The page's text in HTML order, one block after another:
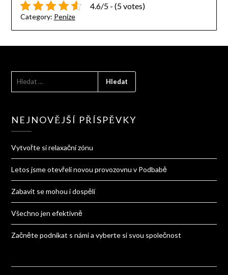
4.6/5 - (5 votes)
Category: Peníze
NEJNOVĚJŠÍ PŘÍSPĚVKY
Vytvořte si relaxační zónu
Letos jsme otevřeli novou provozovnu v Podbabě
Zabavit se mohou i dospělí
Všechno jen efektivně
Začněte podnikat s námi a vyberte si svou společnost